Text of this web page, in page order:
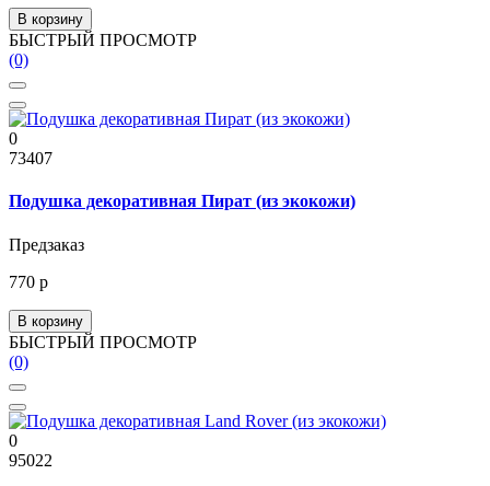
В корзину
БЫСТРЫЙ ПРОСМОТР
(0)
0
73407
Подушка декоративная Пират (из экокожи)
Предзаказ
770 р
В корзину
БЫСТРЫЙ ПРОСМОТР
(0)
0
95022